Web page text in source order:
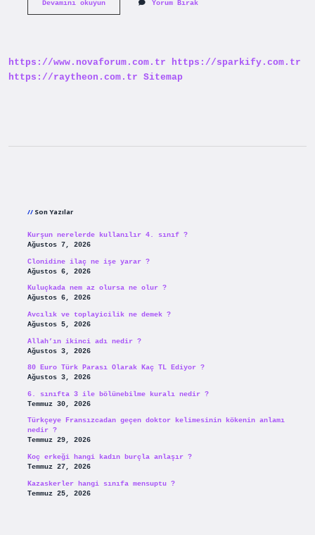
Devamını okuyunPeygamber
Yorum Bırak
https://www.novaforum.com.tr
https://sparkify.com.tr
https://raytheon.com.tr Sitemap
Son Yazılar
Kurşun nerelerde kullanılır 4. sınıf ?
Ağustos 7, 2026
Clonidine ilaç ne işe yarar ?
Ağustos 6, 2026
Kuluçkada nem az olursa ne olur ?
Ağustos 6, 2026
Avcılık ve toplayicilik ne demek ?
Ağustos 5, 2026
Allah’ın ikinci adı nedir ?
Ağustos 3, 2026
80 Euro Türk Parası Olarak Kaç TL Ediyor ?
Ağustos 3, 2026
6. sınıfta 3 ile bölünebilme kuralı nedir ?
Temmuz 30, 2026
Türkçeye Fransızcadan geçen doktor kelimesinin kökenin anlamı
nedir ?
Temmuz 29, 2026
Koç erkeği hangi kadın burçla anlaşır ?
Temmuz 27, 2026
Kazaskerler hangi sınıfa mensuptu ?
Temmuz 25, 2026